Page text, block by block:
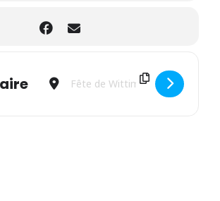
Address - Wittimont en Fête
Destination Address -